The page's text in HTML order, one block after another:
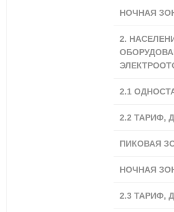
НОЧНАЯ
2.
2.1
2.2 ТАРИФ,
ПИКОВАЯ
НОЧНАЯ
2.3 ТАРИФ,